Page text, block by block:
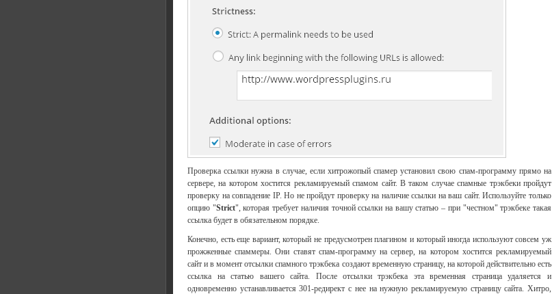
Проверка ссылки нужна в случае, если хитрожопый спамер установил свою спам-программу прямо на
сервере, на котором хостится рекламируемый спамом сайт. В таком случае спамные трэкбеки пройдут
проверку на совпадение IP. Но не пройдут проверку на наличие ссылки на ваш сайт. Используйте только
опцию "Strict", которая требует наличия точной ссылки на вашу статью – при "честном" трэкбеке такая
ссылка будет в обязательном порядке.
Конечно, есть еще вариант, который не предусмотрен плагином и который иногда используют совсем уж
прожженные спаммеры. Они ставят спам-программу на сервер, на котором хостится рекламируемый
сайт и в момент отсылки спамного трэкбека создают временную страницу, на которой действительно есть
ссылка на статью вашего сайта. После отсылки трэкбека эта временная страница удаляется и
одновременно устанавливается 301-редирект с нее на нужную рекламируемую страницу сайта. Хитро,